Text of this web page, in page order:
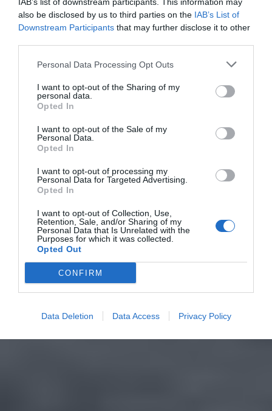
also be disclosed by us to third parties on the IAB’s List of
Downstream Participants that may further disclose it to other
Personal Data Processing Opt Outs
I want to opt-out of the Sharing of my
personal data.
Opted In
I want to opt-out of the Sale of my
Personal Data.
Opted In
I want to opt-out of processing my
Personal Data for Targeted Advertising.
Opted In
I want to opt-out of Collection, Use,
Retention, Sale, and/or Sharing of my
Personal Data that Is Unrelated with the
Purposes for which it was collected.
Opted Out
CONFIRM
Data Deletion Data Access Privacy Policy